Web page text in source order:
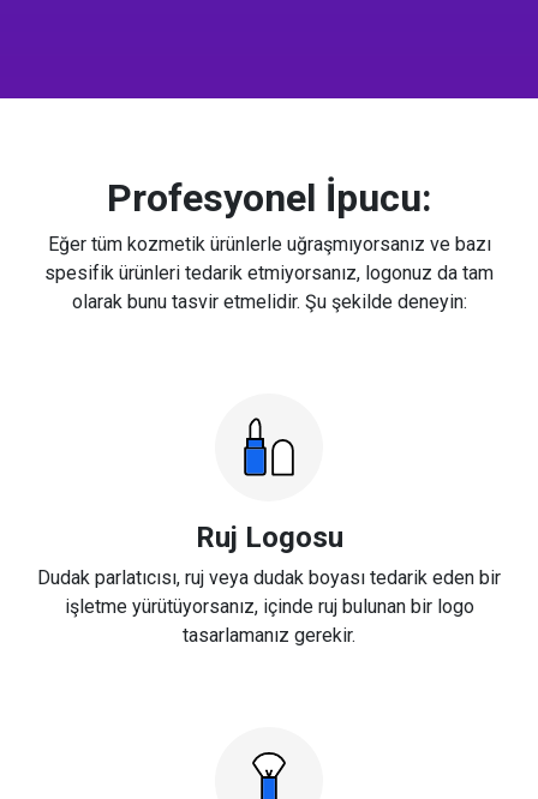
Profesyonel İpucu:
Eğer tüm kozmetik ürünlerle uğraşmıyorsanız ve bazı
spesifik ürünleri tedarik etmiyorsanız, logonuz da tam
olarak bunu tasvir etmelidir. Şu şekilde deneyin:
Ruj Logosu
Dudak parlatıcısı, ruj veya dudak boyası tedarik eden bir
işletme yürütüyorsanız, içinde ruj bulunan bir logo
tasarlamanız gerekir.